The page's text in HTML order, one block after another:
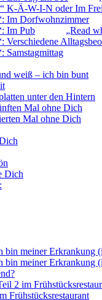
K-Ä-W-I-N oder Im
Im Dorfwohnzimmer
Im Pub
„Read
Verschiedene
Samstagmittag
weiß – ich bin bunt
unter den Hintern
Mal ohne Dich
Mal ohne Dich
Dich
meiner Erkrankung
bin meiner Erkrankung
2 im
Frühstücksrestaurant